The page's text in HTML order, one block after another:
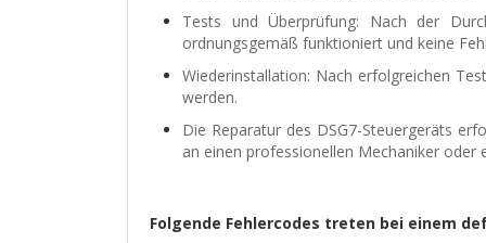
Tests und Überprüfung: Nach der
ordnungsgemäß funktioniert und keine
Wiederinstallation: Nach erfolgreichen
werden.
Die Reparatur des DSG7-Steuergeräts
an einen professionellen Mechaniker oder
Folgende Fehlercodes treten bei einem